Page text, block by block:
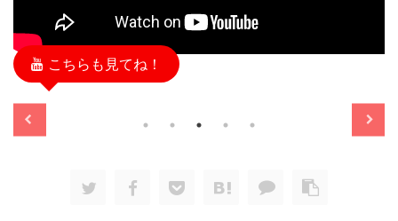
こちらも見てね！
11/13